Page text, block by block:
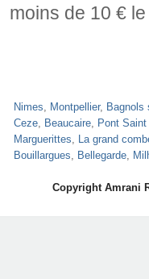
moins de 10 €
Nimes, Montpellier, Bagnols
Ceze, Beaucaire, Pont
Marguerittes, La grand
Bouillargues, Bellegarde,
Copyright Amrani